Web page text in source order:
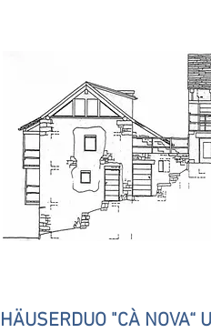
HÄUSERDUO "CÀ NOVA“